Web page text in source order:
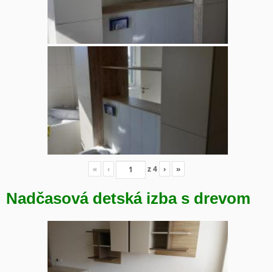
« ‹ z4 › »
Nadčasová detská izba s drevom